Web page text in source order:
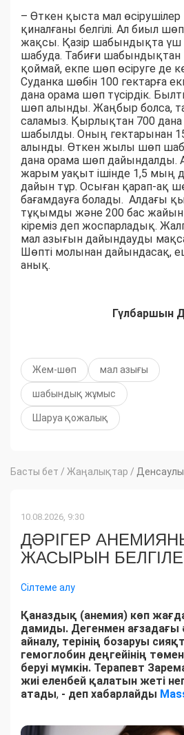
– Өткен қыста мал
қиналғаны белгілі. Ал биыл
жақсы. Қазір шабындықта үш
шабуда. Табиғи
қоймай, екпе шөп өсіруге де
Суданка шөбін 100 гектарға
дана орама шөп түсірдік.
шөп алынды. Жаңбыр болса,
саламыз. Қырлықтан 700
шабылды. Оның гектарынан
алынды. Өткен жылы шөп
дана орама шөп дайындалды.
жарым уақыт ішінде 1,5 мың
дайын тұр. Осыған қарап-
бағамдауға болады. Алдағы
тұқымды және 200 бас жайын
кіреміз деп жоспарладық.
мал азығын дайындауды
Шөпті молынан дайындасақ,
анық.
Жем-шөп мал азығы
шабындық жұмыс
Шаруа қожалық
Басты бет / Жаңалықтар /
10.08.2026, 9:30
ДӘРІГЕР
ЖАСЫРЫН
Сілтеме алу
Қаназдық (анемия) көп
дамиды. Дегенмен ағзадағы
айналу, терінің бозаруы
гемоглобин деңгейінің
беруі мүмкін. Терапевт
жиі еленбей қалатын жеті
атады, - деп хабарлайды